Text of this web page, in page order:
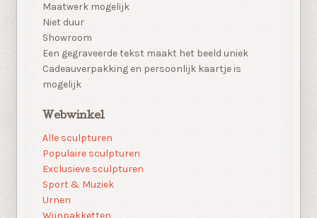
Maatwerk mogelijk
Niet duur
Showroom
Een gegraveerde tekst maakt het beeld uniek
Cadeauverpakking en persoonlijk kaartje is
mogelijk
Webwinkel
Alle sculpturen
Populaire sculpturen
Exclusieve sculpturen
Sport & Muziek
Urnen
Wijnpakketten